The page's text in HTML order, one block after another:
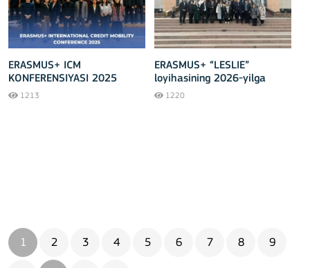
ERASMUS+ ICM
KONFERENSIYASI 2025
MUVAFFAQIYATLI
1213
ERASMUS+ “LESLIE”
loyihasining 2026-yilga
mo‘ljallangan yo‘nalishlari
1220
1 2 3 4 5 6 7 8 9